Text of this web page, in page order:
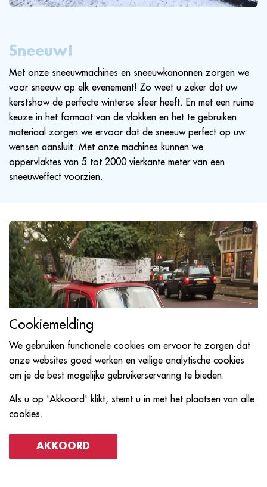
Sneeuw!
Met onze sneeuwmachines en sneeuwkanonnen zorgen we
voor sneeuw op elk evenement! Zo weet u zeker dat uw
kerstshow de perfecte winterse sfeer heeft. En met een ruime
keuze in het formaat van de vlokken en het te gebruiken
materiaal zorgen we ervoor dat de sneeuw perfect op uw
wensen aansluit. Met onze machines kunnen we
oppervlaktes van 5 tot 2000 vierkante meter van een
sneeuweffect voorzien.
Benieuwd geworden?
Cookiemelding
We gebruiken functionele cookies om ervoor te zorgen dat
onze websites goed werken en veilige analytische cookies
om je de best mogelijke gebruikerservaring te bieden.
Als u op 'Akkoord' klikt, stemt u in met het plaatsen van alle
cookies.
AKKOORD